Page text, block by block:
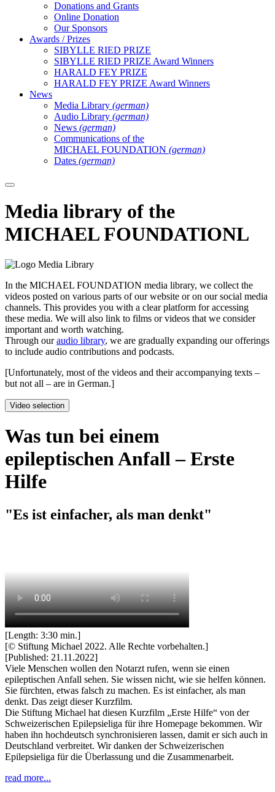
Donations and Grants
Online Donation
Our Sponsors
Awards / Prizes
SIBYLLE RIED PRIZE
SIBYLLE RIED PRIZE Award Winners
HARALD FEY PRIZE
HARALD FEY PRIZE Award Winners
News
Media Library (german)
Audio Library (german)
News (german)
Communications of the
MICHAEL FOUNDATION (german)
Dates (german)
Media library of the
MICHAEL FOUNDATIONL
In the MICHAEL FOUNDATION media library, we collect the
videos posted on various parts of our website or on our social media
channels. This provides you with a clear platform for accessing
these media. We will also link to films or videos that we consider
important and worth watching.
Through ouraudio library, we are gradually expanding our offerings
to include audio contributions and podcasts.
[Unfortunately, most of the videos and their accompanying texts –
but not all – are in German.]
Video selection
Was tun bei einem
epileptischen Anfall – Erste
Hilfe
"Es ist einfacher, als man denkt"
[Length: 3:30 min.]
[© Stiftung Michael 2022. Alle Rechte vorbehalten.]
[Published: 21.11.2022]
Viele Menschen wollen den Notarzt rufen, wenn sie einen
epileptischen Anfall sehen. Sie wissen nicht, wie sie helfen können.
Sie fürchten, etwas falsch zu machen. Es ist einfacher, als man
denkt. Das zeigt dieser Kurzfilm.
Die Stiftung Michael hat diesen Kurzfilm „Erste Hilfe“ von der
Schweizerischen Epilepsieliga für ihre Homepage bekommen. Wir
haben ihn hochdeutsch synchronisieren lassen, damit er sich auch in
Deutschland verbreitet. Wir danken der Schweizerischen
Epilepsieliga für die Überlassung und die Zusammenarbeit.
read more...